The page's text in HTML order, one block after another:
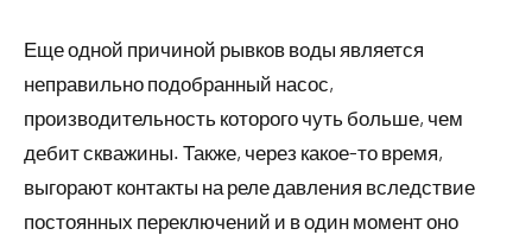
Еще одной причиной рывков воды является
неправильно подобранный насос,
производительность которого чуть больше, чем
дебит скважины. Также, через какое-то время,
выгорают контакты на реле давления вследствие
постоянных переключений и в один момент оно